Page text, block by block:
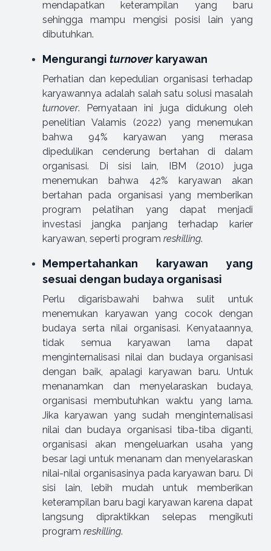
mendapatkan keterampilan yang baru
sehingga mampu mengisi posisi lain yang
dibutuhkan.
Mengurangi turnoverkaryawan
Perhatian dan kepedulian organisasi terhadap
karyawannya adalah salah satu solusi masalah
turnover. Pernyataan ini juga didukung oleh
penelitian Valamis (2022) yang menemukan
bahwa 94% karyawan yang merasa
dipedulikan cenderung bertahan di dalam
organisasi. Di sisi lain, IBM (2010) juga
menemukan bahwa 42% karyawan akan
bertahan pada organisasi yang memberikan
program pelatihan yang dapat menjadi
investasi jangka panjang terhadap karier
karyawan, seperti program reskilling.
Mempertahankan karyawan yang
sesuai dengan budaya organisasi
Perlu digarisbawahi bahwa sulit untuk
menemukan karyawan yang cocok dengan
budaya serta nilai organisasi. Kenyataannya,
tidak semua karyawan lama dapat
menginternalisasi nilai dan budaya organisasi
dengan baik, apalagi karyawan baru. Untuk
menanamkan dan menyelaraskan budaya,
organisasi membutuhkan waktu yang lama.
Jika karyawan yang sudah menginternalisasi
nilai dan budaya organisasi tiba-tiba diganti,
organisasi akan mengeluarkan usaha yang
besar lagi untuk menanam dan menyelaraskan
nilai-nilai organisasinya pada karyawan baru. Di
sisi lain, lebih mudah untuk memberikan
keterampilan baru bagi karyawan karena dapat
langsung dipraktikkan selepas mengikuti
program reskilling.